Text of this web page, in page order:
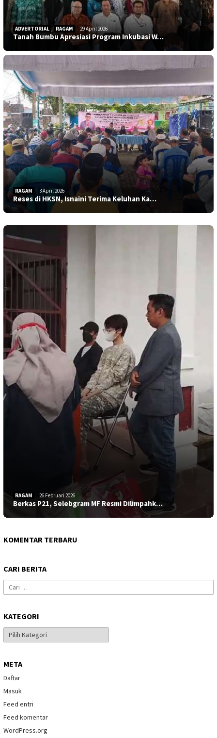
ADVERTORIAL , RAGAM 29 April 2026
Tanah Bumbu Apresiasi Program Inkubasi W…
RAGAM 3 April 2026
Reses di HKSN, Isnaini Terima Keluhan Ka…
RAGAM 26 Februari 2026
Berkas P21, Selebgram MF Resmi Dilimpahk…
KOMENTAR TERBARU
CARI BERITA
Cari
untuk:
KATEGORI
Kategori
META
Daftar
Masuk
Feed entri
Feed komentar
WordPress.org